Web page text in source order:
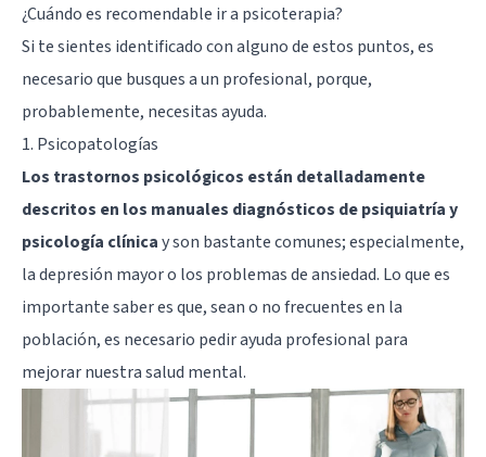
¿Cuándo es recomendable ir a psicoterapia?
Si te sientes identificado con alguno de estos puntos, es
necesario que busques a un profesional, porque,
probablemente, necesitas ayuda.
1. Psicopatologías
Los trastornos psicológicos están detalladamente
descritos en los manuales diagnósticos de psiquiatría y
psicología clínicay son bastante comunes; especialmente,
ladepresión mayoro los problemas de ansiedad. Lo que es
importante saber es que, sean o no frecuentes en la
población, es necesario pedir ayuda profesional para
mejorar nuestra salud mental.